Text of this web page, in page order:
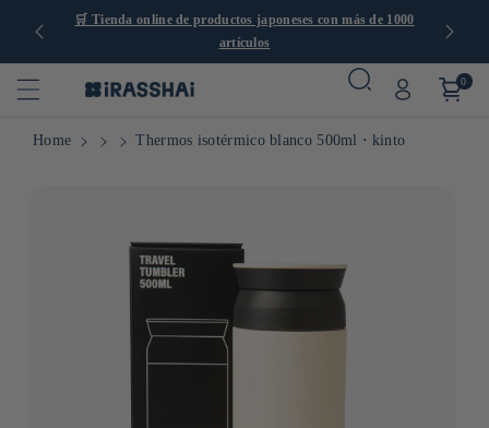
🛒 Tienda online de productos japoneses con más de 1000
artículos
0
Home Thermos isotérmico blanco 500ml ⋅ kinto